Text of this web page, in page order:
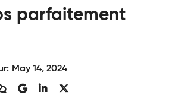
parfaitement
May 14, 2024